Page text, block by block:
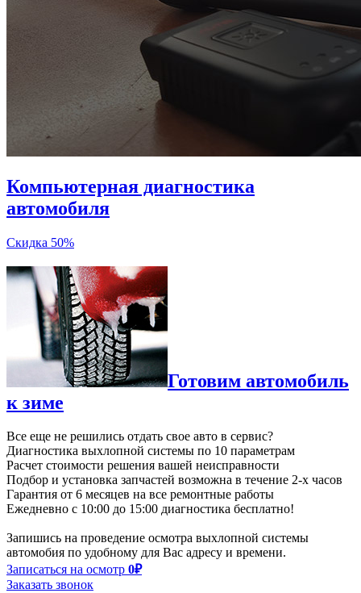
Компьютерная диагностика
автомобиля
Скидка 50%
Готовим автомобиль
к зиме
Все еще не решились отдать свое авто в сервис?
Диагностика выхлопной системы по 10 параметрам
Расчет стоимости решения вашей неисправности
Подбор и установка запчастей возможна в течение 2-х часов
Гарантия от 6 месяцев на все ремонтные работы
Ежедневно с 10:00 до 15:00 диагностика бесплатно!
Запишись на проведение осмотра выхлопной системы
автомобия по удобному для Вас адресу и времени.
Записаться на осмотр 0₽
Заказать звонок